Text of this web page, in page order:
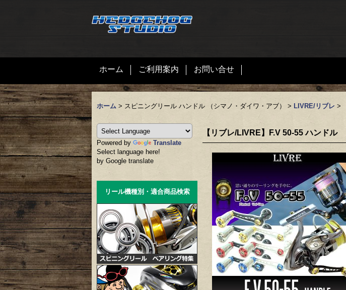
ホーム ご利用案内 お問い合せ
ホーム > スピニングリール ハンドル （シマノ・ダイワ・アブ） > LIVRE/リブレ >
Powered by
Translate
Select language here!
by Google translate
リール機種別・適合商品検索
【リブレ/LIVRE】F.V 50-55 ハンドル